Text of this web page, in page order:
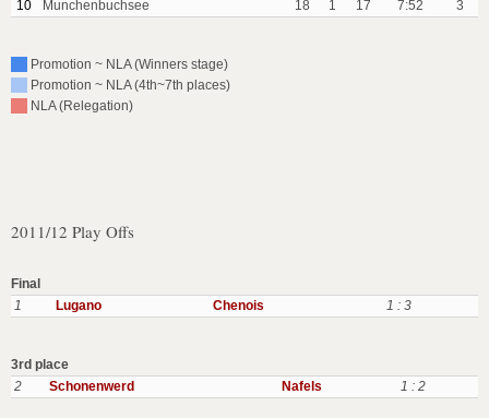
10
Munchenbuchsee 18 1 17 7:52 3
Promotion ~ NLA (Winners stage)
Promotion ~ NLA (4th~7th places)
NLA (Relegation)
2011/12 Play Offs
Final
1
Lugano Chenois 1 : 3
3rd place
2
Schonenwerd Nafels 1 : 2